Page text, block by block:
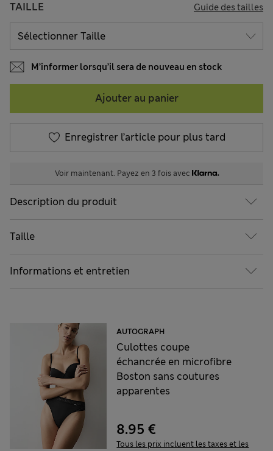
TAILLE Guide des tailles
M’informer lorsqu’il sera de nouveau en stock
Ajouter au panier
Enregistrer l’article pour plus tard
Voir maintenant. Payez en 3 fois avec
Description du produit
Taille
Informations et entretien
AUTOGRAPH
Culottes coupe
échancrée en microfibre
Boston sans coutures
apparentes
8.95 €
Tous les prix incluent les taxes et les